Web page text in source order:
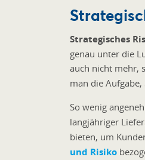
Strategisches
genau unter die
auch nicht mehr,
man die
So wenig
langjähriger
bieten, um
und Risiko